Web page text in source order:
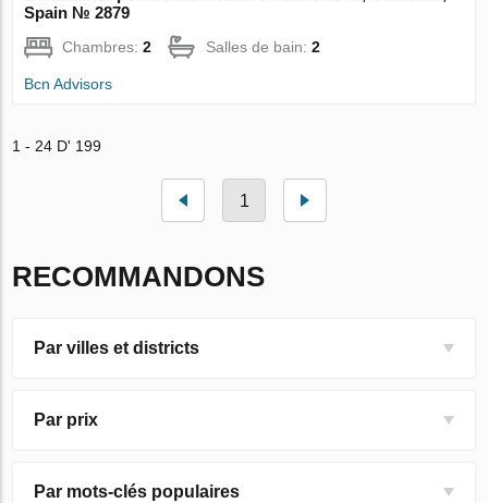
Spain № 2879
Chambres:2 Salles de bain:2
Bcn Advisors
1 - 24 D' 199
1
RECOMMANDONS
Par villes et districts
Par prix
Par mots-clés populaires